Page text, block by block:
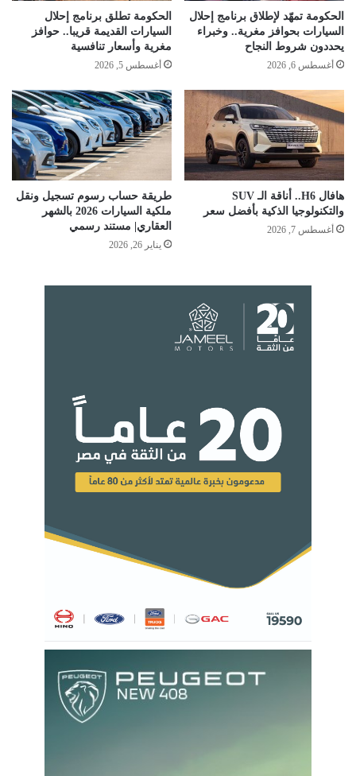
الحكومة تمهّد لإطلاق برنامج إحلال
السيارات بحوافز مغرية.. وخبراء
يحددون شروط النجاح
أغسطس 6, 2026
الحكومة تطلق برنامج إحلال
السيارات القديمة قريبا.. حوافز
مغرية وأسعار تنافسية
أغسطس 5, 2026
هافال H6.. أناقة الـ SUV
والتكنولوجيا الذكية بأفضل سعر
أغسطس 7, 2026
طريقة حساب رسوم تسجيل ونقل
ملكية السيارات 2026 بالشهر
العقاري| مستند رسمي
يناير 26, 2026